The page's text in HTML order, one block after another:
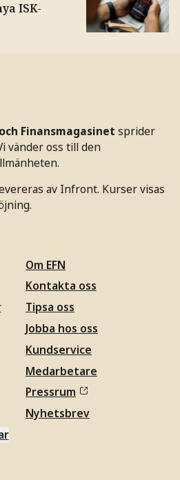
ISK-
Finansmagasinet sprider
vänder oss till den
av Infront. Kurser visas
Om EFN
Kontakta oss
Tipsa oss
Jobba hos oss
Kundservice
Medarbetare
Pressrum
Nyhetsbrev